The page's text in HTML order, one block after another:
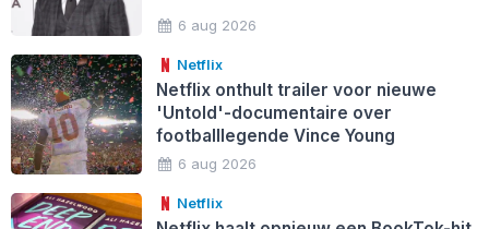
6 aug 2026
Netflix
Netflix onthult trailer voor nieuwe
'Untold'-documentaire over
footballlegende Vince Young
6 aug 2026
Netflix